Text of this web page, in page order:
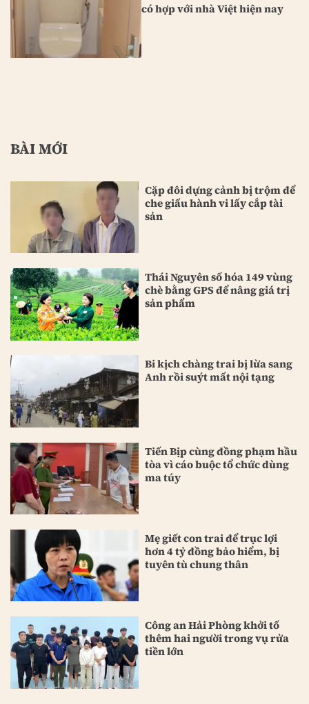
có hợp với nhà Việt hiện nay
BÀI MỚI
Cặp đôi dựng cảnh bị trộm để
che giấu hành vi lấy cắp tài
sản
Thái Nguyên số hóa 149 vùng
chè bằng GPS để nâng giá trị
sản phẩm
Bi kịch chàng trai bị lừa sang
Anh rồi suýt mất nội tạng
Tiến Bịp cùng đồng phạm hầu
tòa vì cáo buộc tổ chức dùng
ma túy
Mẹ giết con trai để trục lợi
hơn 4 tỷ đồng bảo hiểm, bị
tuyên tù chung thân
Công an Hải Phòng khởi tố
thêm hai người trong vụ rửa
tiền lớn